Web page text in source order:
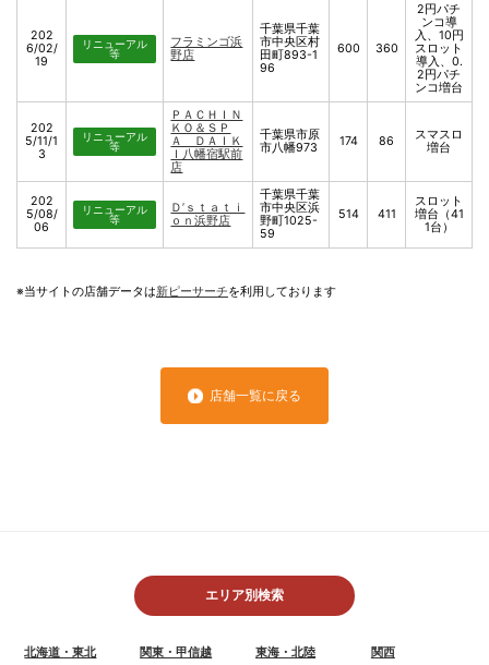
202
6/02/
19
リニューアル
等
フラミンゴ浜
野店
千葉県千葉
市中央区村
田町893-1
96
600 360
2円パチ
ンコ導
入、10円
スロット
導入、0.
2円パチ
ンコ増台
202
5/11/1
3
リニューアル
等
ＰＡＣＨＩＮ
ＫＯ＆ＳＰ
Ａ ＤＡＩＫ
Ｉ八幡宿駅前
店
千葉県市原
市八幡973
174 86
スマスロ
増台
202
5/08/
06
リニューアル
等
Ｄ’ｓｔａｔｉ
ｏｎ浜野店
千葉県千葉
市中央区浜
野町1025-
59
514 411
スロット
増台（41
1台）
※当サイトの店舗データは新ピーサーチを利用しております
店舗一覧に戻る
エリア別検索
北海道・東北 関東・甲信越 東海・北陸 関西